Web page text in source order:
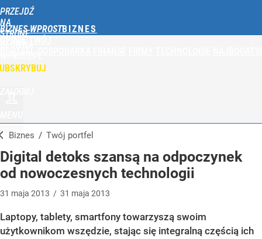
PRZEJDŹ
NA
STRONĘ
BIZNES WPROST
Biznes / Twój portfel
Digital detoks szansą na odpoczynek
od nowoczesnych technologii
31 maja 2013 / 31 maja 2013
Laptopy, tablety, smartfony towarzyszą swoim
użytkownikom wszędzie, stając się integralną częścią ich